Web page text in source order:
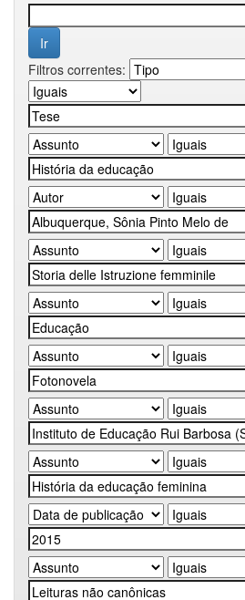
Filtros correntes: